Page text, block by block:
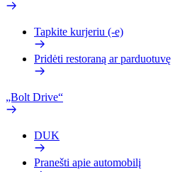
Tapkite kurjeriu (-e)
Pridėti restoraną ar parduotuvę
„Bolt Drive“
DUK
Pranešti apie automobilį